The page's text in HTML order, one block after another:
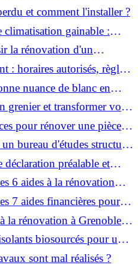
et comment l'installer ?
gainable :
la rénovation d'un
: horaires autorisés, règles
nuance de blanc en
?
grenier et transformer vos
?
pour rénover une pièce
bureau d'études structure
de vos rénovations ?
préalable et
vos travaux ?
6 aides à la rénovation
7 aides financières pour la
Voiron ?
la rénovation à Grenoble et
CEE, aides locales
biosourcés pour une
sont mal réalisés ?